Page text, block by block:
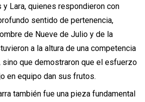
Lara, quienes respondieron con
sentido de pertenencia,
de Nueve de Julio y de la
a la altura de una competencia
sino que demostraron que el esfuerzo
en equipo dan sus frutos.
también fue una pieza fundamental